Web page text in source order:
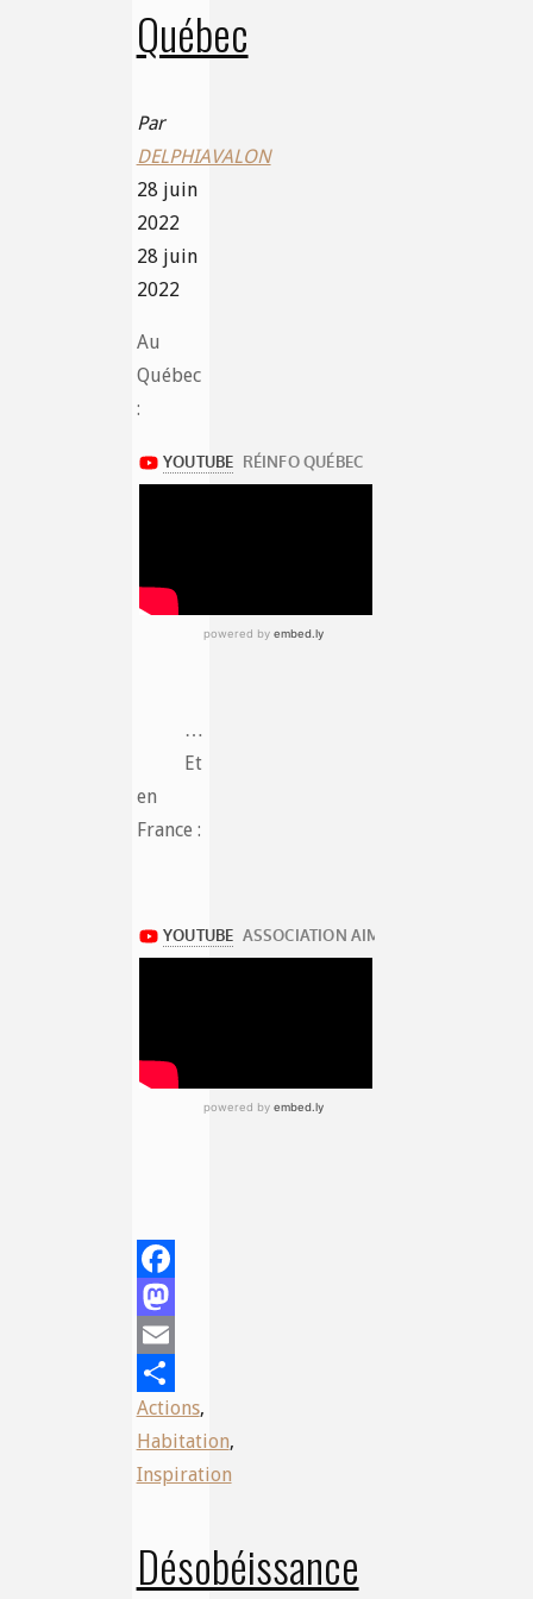
Québec
Par
DELPHIAVALON
28 juin
2022
28 juin
2022
Au
Québec
:
…
Et
en
France :
Facebook
Mastodon
Email
Share
Actions,
Habitation,
Inspiration
Désobéissance